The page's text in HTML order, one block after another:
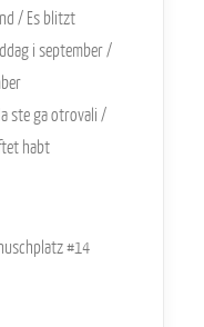
/ Es blitzt
i september /
ste ga otrovali /
habt
#14